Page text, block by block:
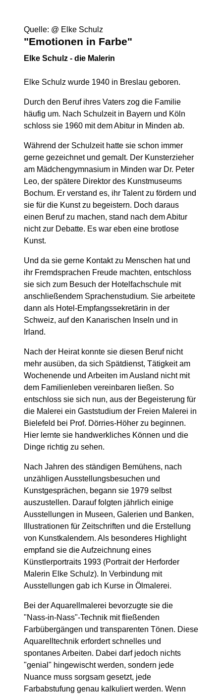
Quelle: @ Elke Schulz
"Emotionen in Farbe"
Elke Schulz - die Malerin
Elke Schulz wurde 1940 in Breslau geboren.
Durch den Beruf ihres Vaters zog die Familie
häufig um. Nach Schulzeit in Bayern und Köln
schloss sie 1960 mit dem Abitur in Minden ab.
Während der Schulzeit hatte sie schon immer
gerne gezeichnet und gemalt. Der Kunsterzieher
am Mädchengymnasium in Minden war Dr. Peter
Leo, der spätere Direktor des Kunstmuseums
Bochum. Er verstand es, ihr Talent zu fördern und
sie für die Kunst zu begeistern. Doch daraus
einen Beruf zu machen, stand nach dem Abitur
nicht zur Debatte. Es war eben eine brotlose
Kunst.
Und da sie gerne Kontakt zu Menschen hat und
ihr Fremdsprachen Freude machten, entschloss
sie sich zum Besuch der Hotelfachschule mit
anschließendem Sprachenstudium. Sie arbeitete
dann als Hotel-Empfangssekretärin in der
Schweiz, auf den Kanarischen Inseln und in
Irland.
Nach der Heirat konnte sie diesen Beruf nicht
mehr ausüben, da sich Spätdienst, Tätigkeit am
Wochenende und Arbeiten im Ausland nicht mit
dem Familienleben vereinbaren ließen. So
entschloss sie sich nun, aus der Begeisterung für
die Malerei ein Gaststudium der Freien Malerei in
Bielefeld bei Prof. Dörries-Höher zu beginnen.
Hier lernte sie handwerkliches Können und die
Dinge richtig zu sehen.
Nach Jahren des ständigen Bemühens, nach
unzähligen Ausstellungsbesuchen und
Kunstgesprächen, begann sie 1979 selbst
auszustellen. Darauf folgten jährlich einige
Ausstellungen in Museen, Galerien und Banken,
Illustrationen für Zeitschriften und die Erstellung
von Kunstkalendern. Als besonderes Highlight
empfand sie die Aufzeichnung eines
Künstlerportraits 1993 (Portrait der Herforder
Malerin Elke Schulz). In Verbindung mit
Ausstellungen gab ich Kurse in Ölmalerei.
Bei der Aquarellmalerei bevorzugte sie die
"Nass-in-Nass"-Technik mit fließenden
Farbübergängen und transparenten Tönen. Diese
Aquarelltechnik erfordert schnelles und
spontanes Arbeiten. Dabei darf jedoch nichts
"genial" hingewischt werden, sondern jede
Nuance muss sorgsam gesetzt, jede
Farbabstufung genau kalkuliert werden. Wenn